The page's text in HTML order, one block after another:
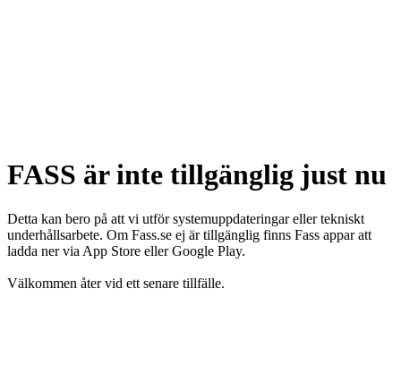
FASS är inte tillgänglig just nu
Detta kan bero på att vi utför systemuppdateringar eller tekniskt
underhållsarbete. Om Fass.se ej är tillgänglig finns Fass appar att
ladda ner via App Store eller Google Play.
Välkommen åter vid ett senare tillfälle.